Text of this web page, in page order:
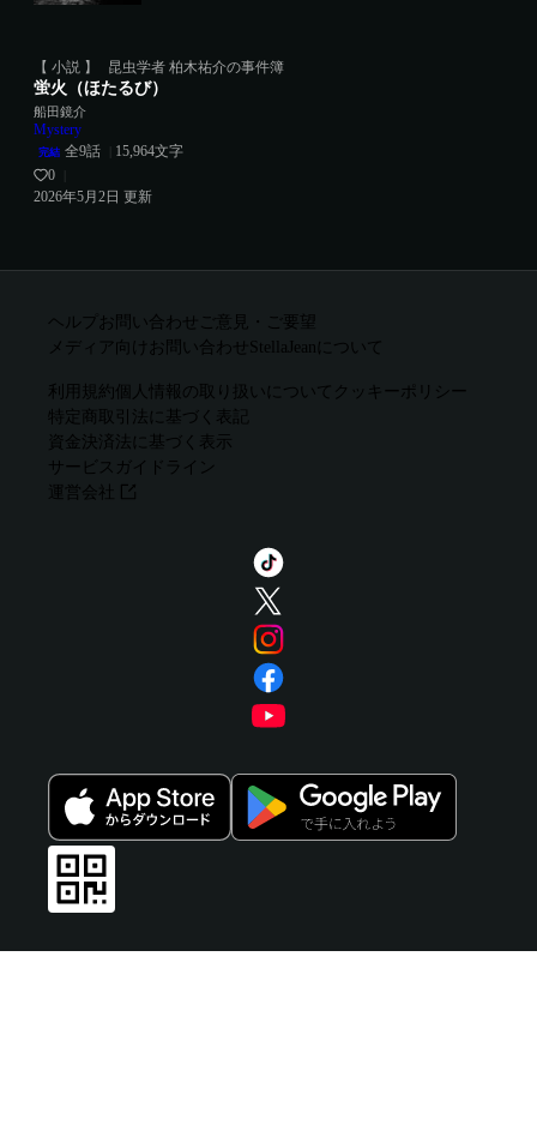
【 小説 】 昆虫学者 柏木祐介の事件簿
蛍火（ほたるび）
船田鏡介
Mystery
完結 全9話 15,964文字
0
2026年5月2日 更新
ヘルプ お問い合わせ ご意見・ご要望
メディア向けお問い合わせ StellaJeanについて
利用規約 個人情報の取り扱いについて クッキーポリシー
特定商取引法に基づく表記
資金決済法に基づく表示
サービスガイドライン
運営会社